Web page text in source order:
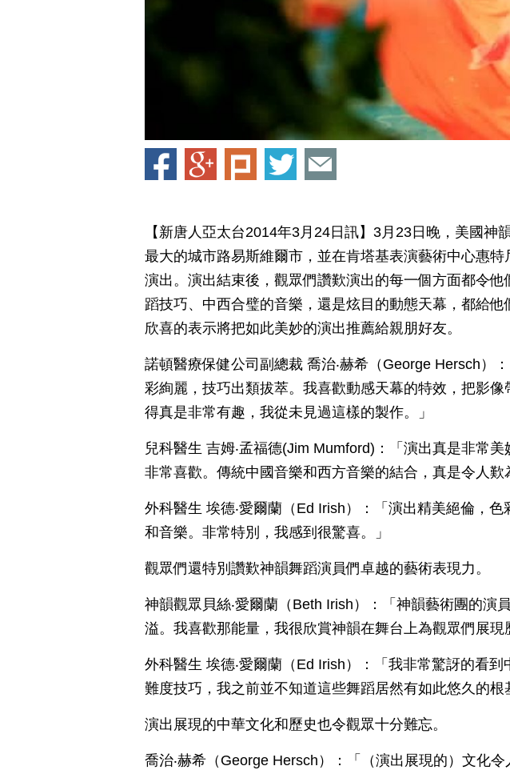
【新唐人亞太台2014年3月24日訊】3月23日晚，美國神
最大的城市路易斯維爾市，並在肯塔基表演藝術中心惠
演出。演出結束後，觀眾們讚歎演出的每一個方面都令
蹈技巧、中西合璧的音樂，還是炫目的動態天幕，都給
欣喜的表示將把如此美妙的演出推薦給親朋好友。
諾頓醫療保健公司副總裁 喬治‧赫希（George Hersch）
彩絢麗，技巧出類拔萃。我喜歡動感天幕的特效，把影
得真是非常有趣，我從未見過這樣的製作。」
兒科醫生 吉姆‧孟福德(Jim Mumford)：「演出真是非常美
非常喜歡。傳統中國音樂和西方音樂的結合，真是令人歎
外科醫生 埃德‧愛爾蘭（Ed Irish）：「演出精美絕倫，
和音樂。非常特別，我感到很驚喜。」
觀眾們還特別讚歎神韻舞蹈演員們卓越的藝術表現力。
神韻觀眾貝絲‧愛爾蘭（Beth Irish）：「神韻藝術團的演
溢。我喜歡那能量，我很欣賞神韻在舞台上為觀眾們展現
外科醫生 埃德‧愛爾蘭（Ed Irish）：「我非常驚訝的看
難度技巧，我之前並不知道這些舞蹈居然有如此悠久的根
演出展現的中華文化和歷史也令觀眾十分難忘。
喬治‧赫希（George Hersch）：「（演出展現的）文化